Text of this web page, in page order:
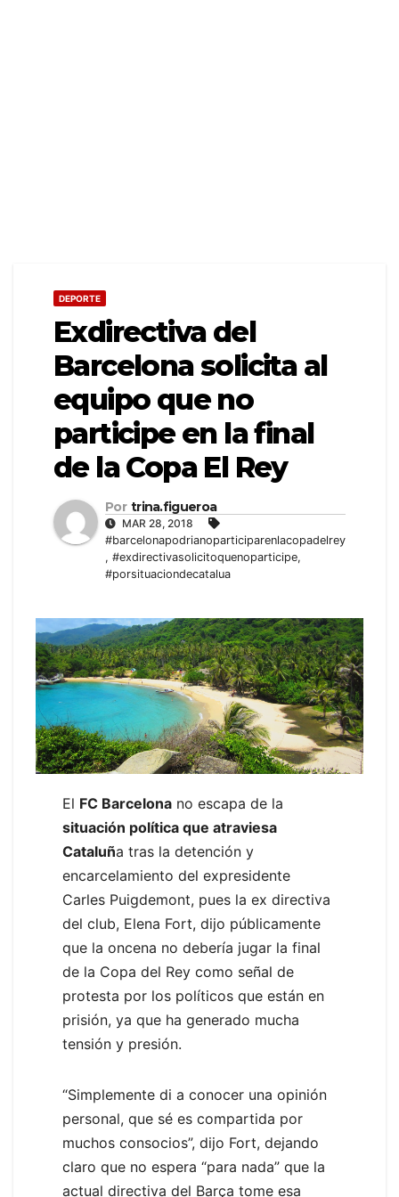
DEPORTE
Exdirectiva del
Barcelona solicita al
equipo que no
participe en la final
de la Copa El Rey
Por trina.figueroa
MAR 28, 2018
#barcelonapodrianoparticiparenlacopadelrey
, #exdirectivasolicitoquenoparticipe,
#porsituaciondecatalua
El FC Barcelona no escapa de la
situación política que atraviesa
Cataluña tras la detención y
encarcelamiento del expresidente
Carles Puigdemont, pues la ex directiva
del club, Elena Fort, dijo públicamente
que la oncena no debería jugar la final
de la Copa del Rey como señal de
protesta por los políticos que están en
prisión, ya que ha generado mucha
tensión y presión.
“Simplemente di a conocer una opinión
personal, que sé es compartida por
muchos consocios”, dijo Fort, dejando
claro que no espera “para nada” que la
actual directiva del Barça tome esa